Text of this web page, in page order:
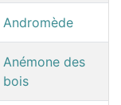
Andromède
Anémone des
bois